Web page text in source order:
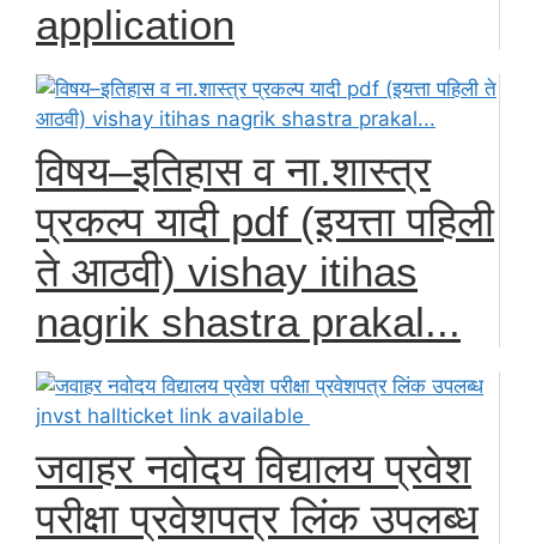
application
विषय–इतिहास व ना.शास्त्र
प्रकल्प यादी pdf (इयत्ता पहिली
ते आठवी) vishay itihas
nagrik shastra prakal...
जवाहर नवोदय विद्यालय प्रवेश
परीक्षा प्रवेशपत्र लिंक उपलब्ध